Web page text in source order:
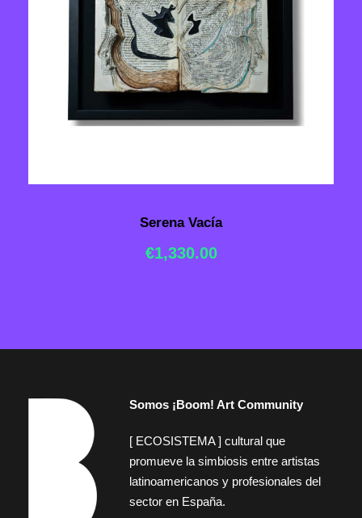
Serena Vacía
€1,330.00
Somos ¡Boom! Art Community
[ ECOSISTEMA ] cultural que
promueve la simbiosis entre artistas
latinoamericanos y profesionales del
sector en España.